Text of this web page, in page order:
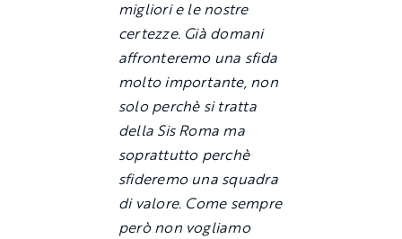
migliori e le nostre
certezze. Già domani
affronteremo una sfida
molto importante, non
solo perchè si tratta
della Sis Roma ma
soprattutto perchè
sfideremo una squadra
di valore. Come sempre
però non vogliamo